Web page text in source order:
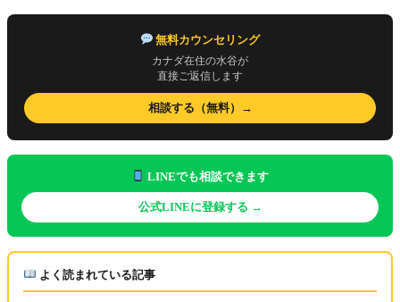
無料カウンセリング
カナダ在住の水谷が
直接ご返信します
相談する（無料）→
LINEでも相談できます
公式LINEに登録する →
よく読まれている記事